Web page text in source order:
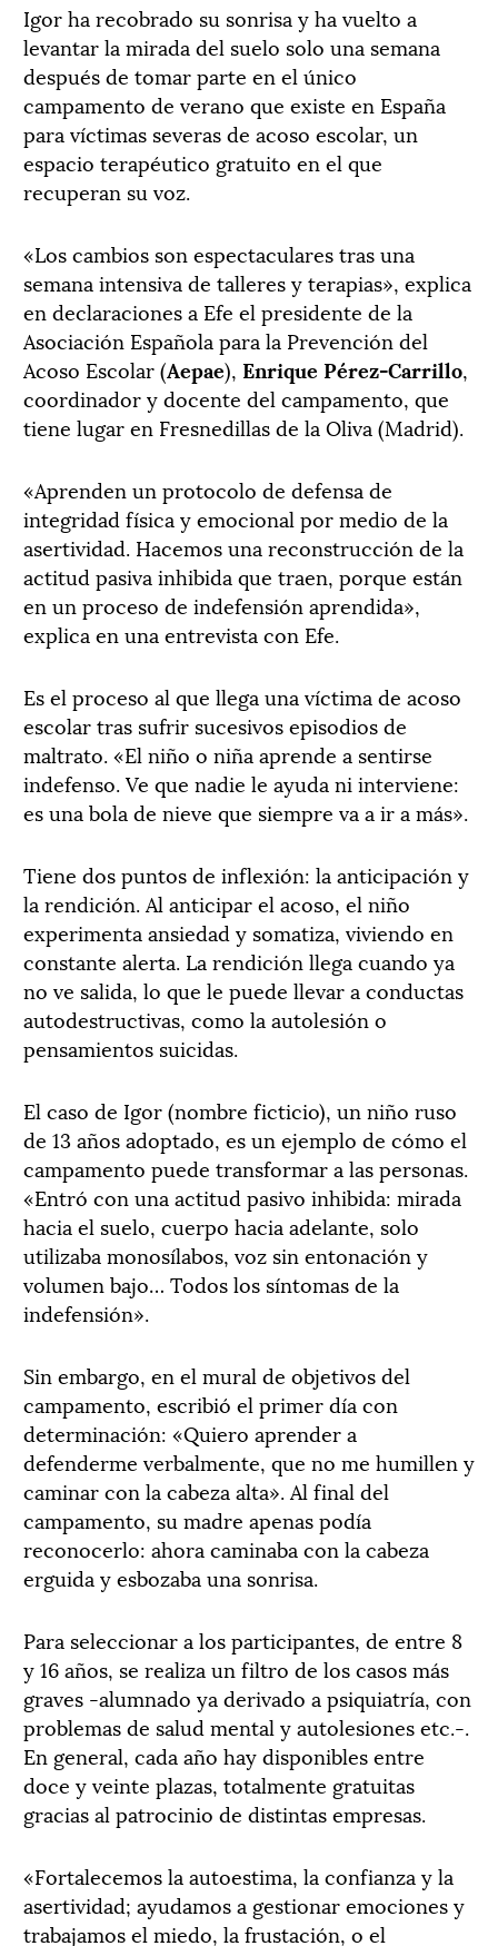
Igor ha recobrado su sonrisa y ha vuelto a
levantar la mirada del suelo solo una semana
después de tomar parte en el único
campamento de verano que existe en España
para víctimas severas de acoso escolar, un
espacio terapéutico gratuito en el que
recuperan su voz.
«Los cambios son espectaculares tras una
semana intensiva de talleres y terapias», explica
en declaraciones a Efe el presidente de la
Asociación Española para la Prevención del
Acoso Escolar (Aepae), Enrique Pérez-Carrillo,
coordinador y docente del campamento, que
tiene lugar en Fresnedillas de la Oliva (Madrid).
«Aprenden un protocolo de defensa de
integridad física y emocional por medio de la
asertividad. Hacemos una reconstrucción de la
actitud pasiva inhibida que traen, porque están
en un proceso de indefensión aprendida»,
explica en una entrevista con Efe.
Es el proceso al que llega una víctima de acoso
escolar tras sufrir sucesivos episodios de
maltrato. «El niño o niña aprende a sentirse
indefenso. Ve que nadie le ayuda ni interviene:
es una bola de nieve que siempre va a ir a más».
Tiene dos puntos de inflexión: la anticipación y
la rendición. Al anticipar el acoso, el niño
experimenta ansiedad y somatiza, viviendo en
constante alerta. La rendición llega cuando ya
no ve salida, lo que le puede llevar a conductas
autodestructivas, como la autolesión o
pensamientos suicidas.
El caso de Igor (nombre ficticio), un niño ruso
de 13 años adoptado, es un ejemplo de cómo el
campamento puede transformar a las personas.
«Entró con una actitud pasivo inhibida: mirada
hacia el suelo, cuerpo hacia adelante, solo
utilizaba monosílabos, voz sin entonación y
volumen bajo… Todos los síntomas de la
indefensión».
Sin embargo, en el mural de objetivos del
campamento, escribió el primer día con
determinación: «Quiero aprender a
defenderme verbalmente, que no me humillen y
caminar con la cabeza alta». Al final del
campamento, su madre apenas podía
reconocerlo: ahora caminaba con la cabeza
erguida y esbozaba una sonrisa.
Para seleccionar a los participantes, de entre 8
y 16 años, se realiza un filtro de los casos más
graves -alumnado ya derivado a psiquiatría, con
problemas de salud mental y autolesiones etc.-.
En general, cada año hay disponibles entre
doce y veinte plazas, totalmente gratuitas
gracias al patrocinio de distintas empresas.
«Fortalecemos la autoestima, la confianza y la
asertividad; ayudamos a gestionar emociones y
trabajamos el miedo, la frustación, o el